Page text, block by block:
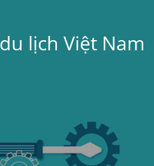
lịch Việt Nam